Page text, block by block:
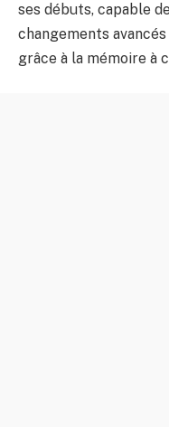
ses débuts, capable
changements
grâce à la mémoire à